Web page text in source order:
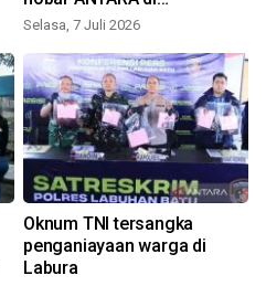
Aekkanopan
Selasa, 7 Juli 2026
Oknum TNI tersangka
penganiayaan warga di
Labura